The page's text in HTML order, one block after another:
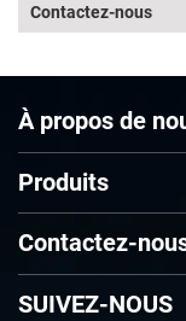
Contactez-nous
À propos de
Produits
Contactez-
SUIVEZ-NOUS